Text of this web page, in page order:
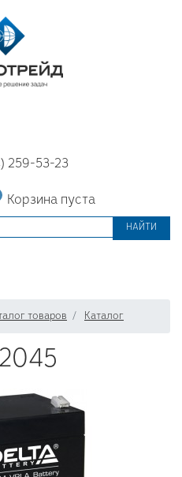
259-53-23
Корзина пуста
НАЙТИ
товаров Каталог